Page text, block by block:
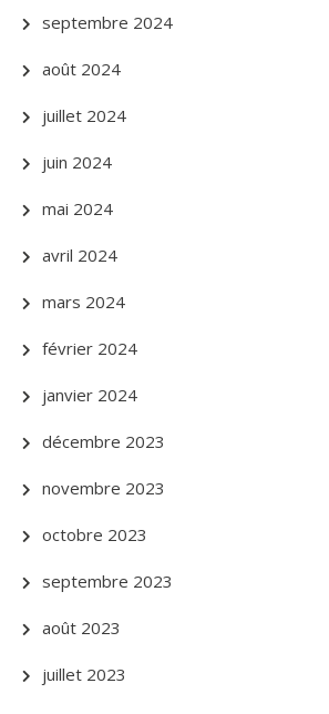
septembre 2024
août 2024
juillet 2024
juin 2024
mai 2024
avril 2024
mars 2024
février 2024
janvier 2024
décembre 2023
novembre 2023
octobre 2023
septembre 2023
août 2023
juillet 2023